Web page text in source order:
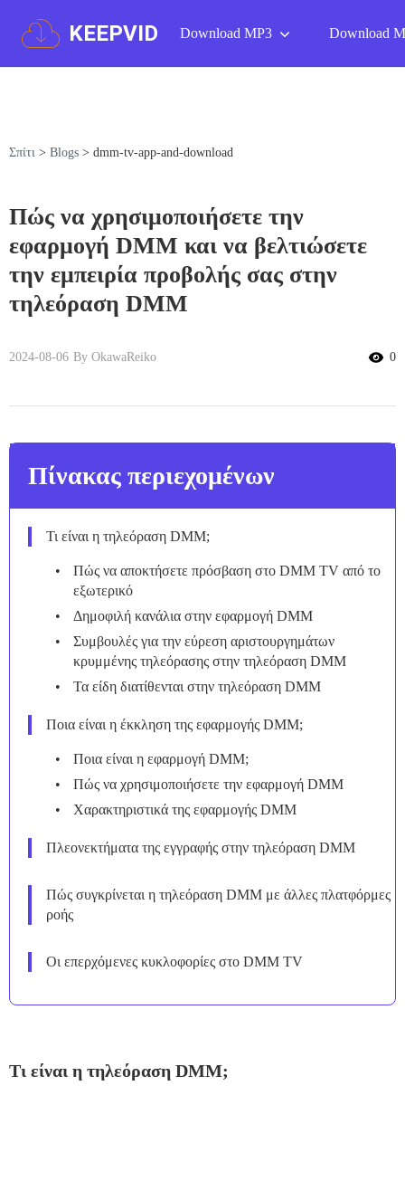
KEEPVID Download MP3 Download
Σπίτι > Blogs > dmm-tv-app-and-download
Πώς να χρησιμοποιήσετε την
εφαρμογή DMM και να βελτιώσετε
την εμπειρία προβολής σας στην
τηλεόραση DMM
2024-08-06 By OkawaReiko 0
Πίνακας περιεχομένων
Τι είναι η τηλεόραση DMM;
Πώς να αποκτήσετε πρόσβαση στο DMM TV από το
εξωτερικό
Δημοφιλή κανάλια στην εφαρμογή DMM
Συμβουλές για την εύρεση αριστουργημάτων
κρυμμένης τηλεόρασης στην τηλεόραση DMM
Τα είδη διατίθενται στην τηλεόραση DMM
Ποια είναι η έκκληση της εφαρμογής DMM;
Ποια είναι η εφαρμογή DMM;
Πώς να χρησιμοποιήσετε την εφαρμογή DMM
Χαρακτηριστικά της εφαρμογής DMM
Πλεονεκτήματα της εγγραφής στην τηλεόραση DMM
Πώς συγκρίνεται η τηλεόραση DMM με άλλες πλατφόρμες
ροής
Οι επερχόμενες κυκλοφορίες στο DMM TV
Τι είναι η τηλεόραση DMM;